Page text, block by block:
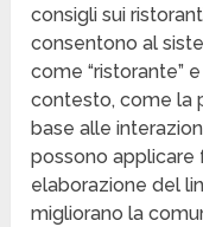
consigli sui
consentono al
come “ristorante”
contesto, come la
base alle
possono applicare
elaborazione del
migliorano la